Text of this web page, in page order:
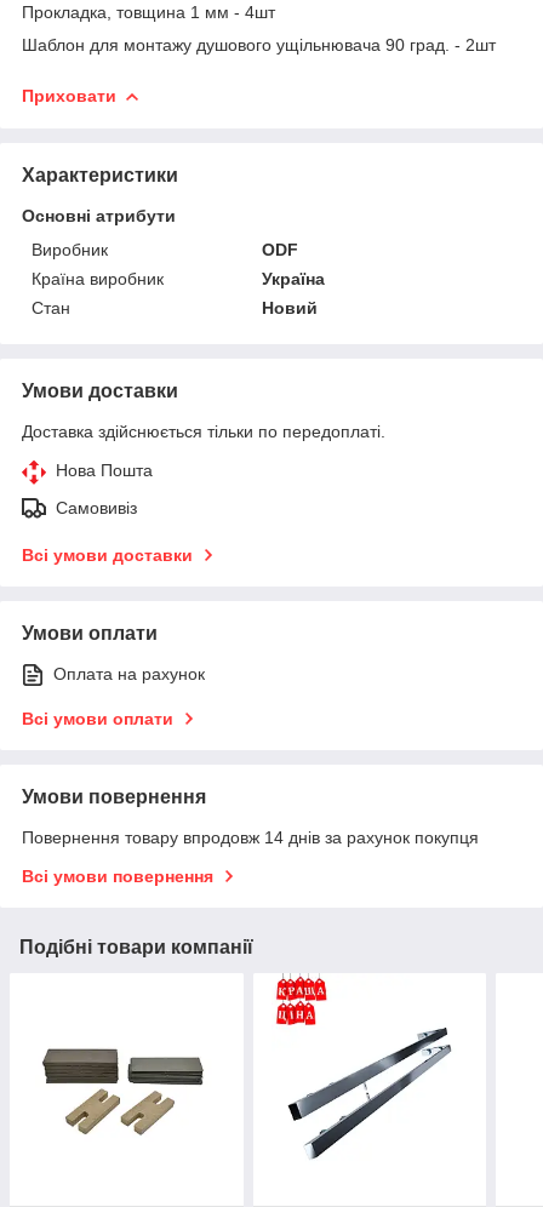
Прокладка, товщина 1 мм - 4шт
Шаблон для монтажу душового ущільнювача 90 град. - 2шт
Приховати
Характеристики
Основні атрибути
Виробник
ODF
Країна виробник
Україна
Стан
Новий
Умови доставки
Доставка здійснюється тільки по передоплаті.
Нова Пошта
Самовивіз
Всі умови доставки
Умови оплати
Оплата на рахунок
Всі умови оплати
Умови повернення
Повернення товару впродовж 14 днів за рахунок покупця
Всі умови повернення
Подібні товари компанії